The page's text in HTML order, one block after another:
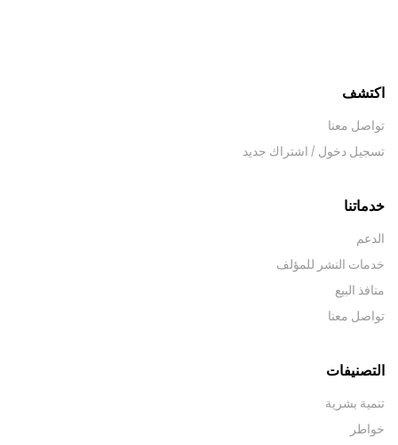
اكتشف
تواصل معنا
تسجيل دخول / اشتراك جديد
خدماتنا
الدعم
خدمات النشر للمؤلف
منافذ البيع
تواصل معنا
التصنيفات
تنمية بشرية
خواطر